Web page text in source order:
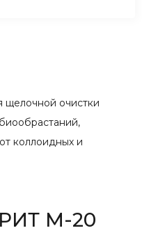
щелочной очистки
коллоидных и
М-20